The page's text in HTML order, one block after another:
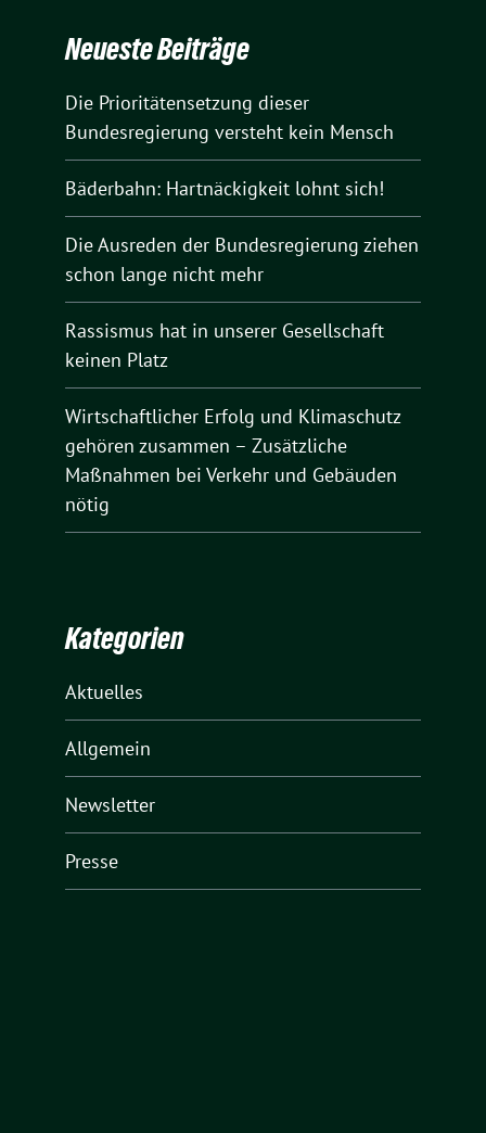
Neueste Beiträge
Die Prioritätensetzung dieser
Bundesregierung versteht kein Mensch
Bäderbahn: Hartnäckigkeit lohnt sich!
Die Ausreden der Bundesregierung ziehen
schon lange nicht mehr
Rassismus hat in unserer Gesellschaft
keinen Platz
Wirtschaftlicher Erfolg und Klimaschutz
gehören zusammen – Zusätzliche
Maßnahmen bei Verkehr und Gebäuden
nötig
Kategorien
Aktuelles
Allgemein
Newsletter
Presse